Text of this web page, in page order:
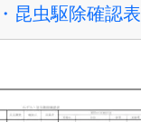
昆虫駆除確認表